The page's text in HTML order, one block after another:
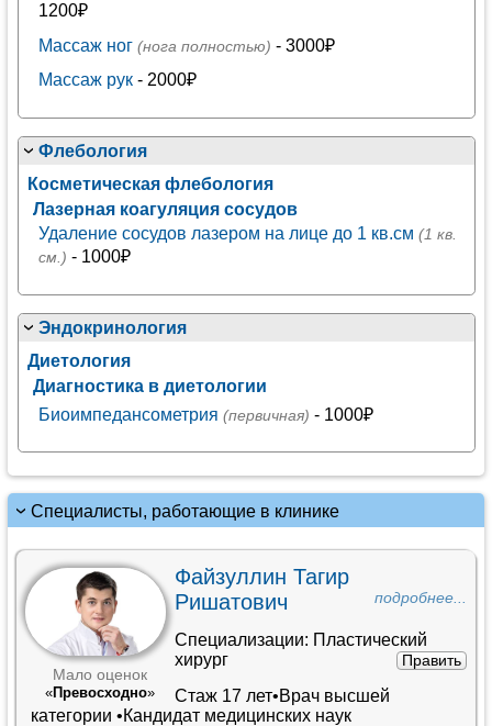
1200₽
Массаж ног (нога полностью) - 3000₽
Массаж рук- 2000₽
Флебология
Косметическая флебология
Лазерная коагуляция сосудов
Удаление сосудов лазером на лице до 1 кв.см (1 кв.
см.) - 1000₽
Эндокринология
Диетология
Диагностика в диетологии
Биоимпедансометрия (первичная) - 1000₽
Специалисты, работающие в клинике
Мало оценок
«Превосходно»
Файзуллин Тагир
Ришатович
подробнее...
Специализации: Пластический
хирург
Править
Стаж 17 лет•Врач высшей
категории •Кандидат медицинских наук